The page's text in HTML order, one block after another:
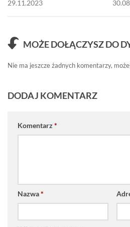
29.11.2023
MOŻE DOŁĄCZYSZ DO
Nie ma jeszcze żadnych komentarzy,
DODAJ KOMENTARZ
Komentarz *
Nazwa*